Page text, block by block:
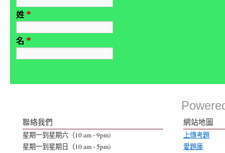
姓 *
名 *
聯絡我們
星期一到星期六（10 am - 9pm)
星期一到星期日（10 am - 5pm)
網站地圖
上傳考題
愛題庫